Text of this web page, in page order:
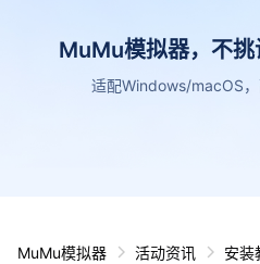
MuMu模拟器，不挑
适配Windows/macOS
MuMu模拟器 活动资讯 安装